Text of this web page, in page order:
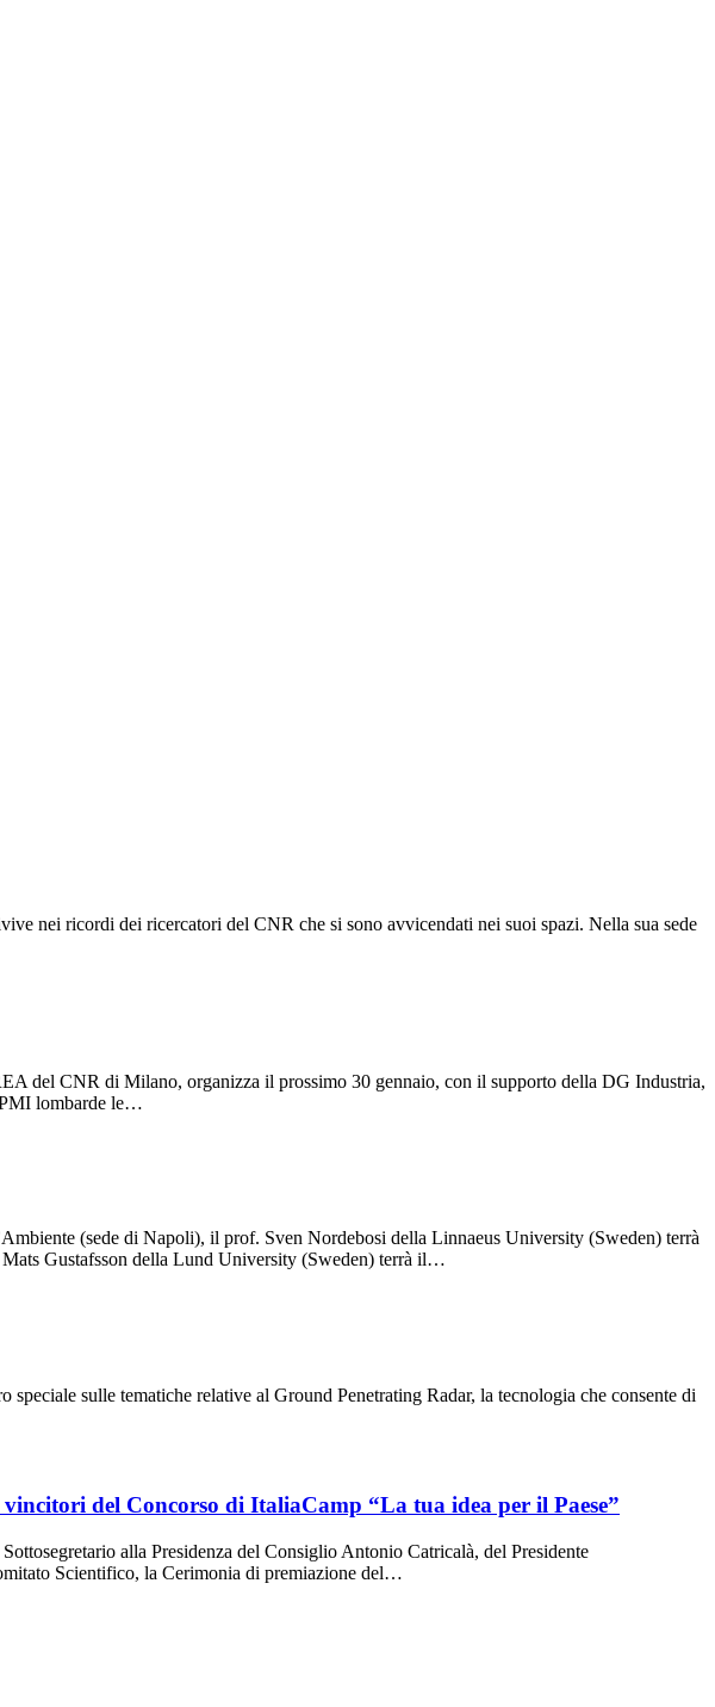
nei ricordi dei ricercatori del CNR che si sono avvicendati nei suoi spazi. Nella sua sede
del CNR di Milano, organizza il prossimo 30 gennaio, con il supporto della DG Industria,
PMI lombarde le…
(sede di Napoli), il prof. Sven Nordebosi della Linnaeus University (Sweden) terrà
Gustafsson della Lund University (Sweden) terrà il…
sulle tematiche relative al Ground Penetrating Radar, la tecnologia che consente di
del Concorso di ItaliaCamp “La tua idea per il Paese”
alla Presidenza del Consiglio Antonio Catricalà, del Presidente
Scientifico, la Cerimonia di premiazione del…